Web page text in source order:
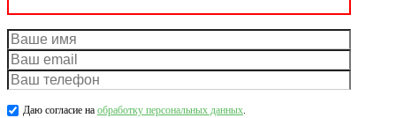
Даю согласие на обработку персональных данных.